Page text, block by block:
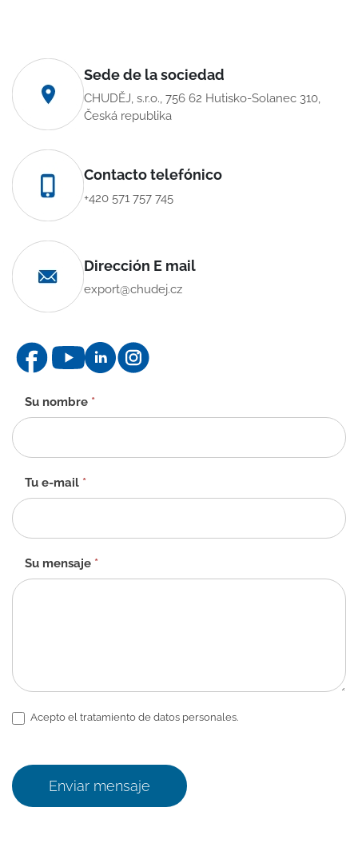
Sede de la sociedad
CHUDĚJ, s.r.o., 756 62 Hutisko-Solanec 310,
Česká republika
Contacto telefónico
+420 571 757 745
Dirección E mail
export@chudej.cz
Formulario
de
contacto
Su nombre *
Tu e-mail *
Su mensaje *
Acepto el tratamiento de datos personales.
Enviar mensaje